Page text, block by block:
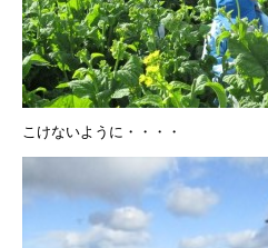
こけないように・・・・